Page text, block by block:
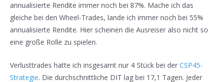
annualisierte Rendite immer noch bei 87%. Mache ich das
gleiche bei den Wheel-Trades, lande ich immer noch bei 55%
annualisierte Rendite. Hier scheinen die Ausreiser also nicht so
eine große Rolle zu spielen.
Verlusttrades hatte ich insgesamt nur 4 Stück bei der CSP45-
Strategie. Die durchschnittliche DIT lag bei 17,1 Tagen. Jeder